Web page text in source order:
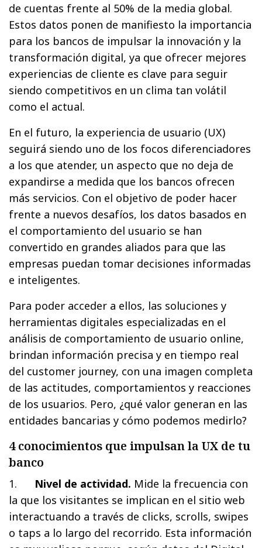
de cuentas frente al 50% de la media global.
Estos datos ponen de manifiesto la importancia
para los bancos de impulsar la innovación y la
transformación digital, ya que ofrecer mejores
experiencias de cliente es clave para seguir
siendo competitivos en un clima tan volátil
como el actual.
En el futuro, la experiencia de usuario (UX)
seguirá siendo uno de los focos diferenciadores
a los que atender, un aspecto que no deja de
expandirse a medida que los bancos ofrecen
más servicios. Con el objetivo de poder hacer
frente a nuevos desafíos, los datos basados en
el comportamiento del usuario se han
convertido en grandes aliados para que las
empresas puedan tomar decisiones informadas
e inteligentes.
Para poder acceder a ellos, las soluciones y
herramientas digitales especializadas en el
análisis de comportamiento de usuario online,
brindan información precisa y en tiempo real
del customer journey, con una imagen completa
de las actitudes, comportamientos y reacciones
de los usuarios. Pero, ¿qué valor generan en las
entidades bancarias y cómo podemos medirlo?
4 conocimientos que impulsan la UX de tu
banco
1. Nivel de actividad. Mide la frecuencia con
la que los visitantes se implican en el sitio web
interactuando a través de clicks, scrolls, swipes
o taps a lo largo del recorrido. Esta información